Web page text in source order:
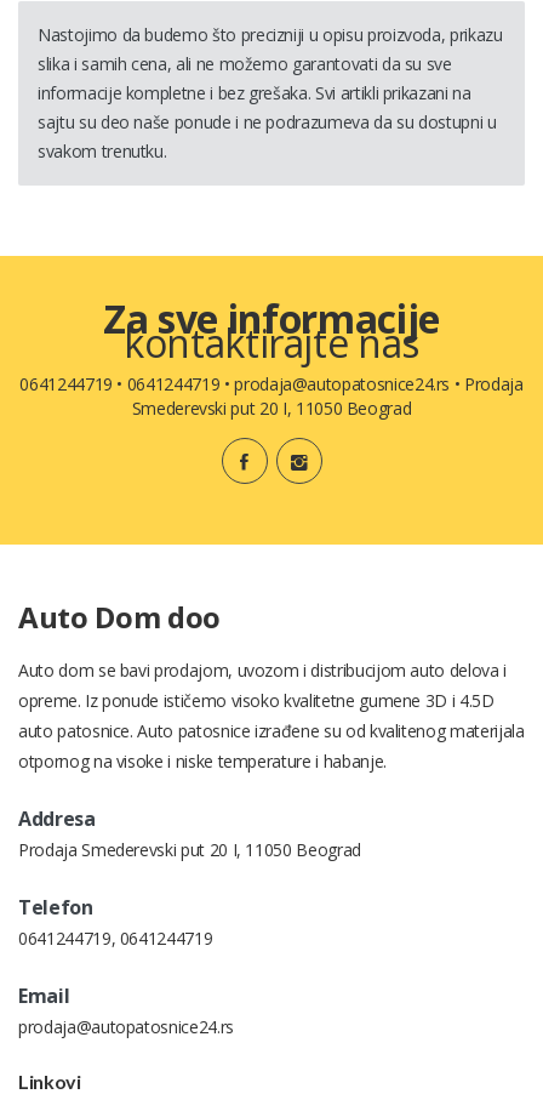
Nastojimo da budemo što precizniji u opisu proizvoda, prikazu
slika i samih cena, ali ne možemo garantovati da su sve
informacije kompletne i bez grešaka. Svi artikli prikazani na
sajtu su deo naše ponude i ne podrazumeva da su dostupni u
svakom trenutku.
Za sve informacije
kontaktirajte nas
0641244719 • 0641244719 •prodaja@autopatosnice24.rs • Prodaja
Smederevski put 20 I, 11050 Beograd
Auto Dom doo
Auto dom se bavi prodajom, uvozom i distribucijom auto delova i
opreme. Iz ponude ističemo visoko kvalitetne gumene 3D i 4.5D
auto patosnice. Auto patosnice izrađene su od kvalitenog materijala
otpornog na visoke i niske temperature i habanje.
Addresa
Prodaja Smederevski put 20 I, 11050 Beograd
Telefon
0641244719, 0641244719
Email
prodaja@autopatosnice24.rs
Linkovi